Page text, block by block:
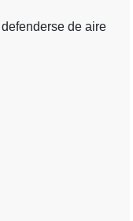
de aire